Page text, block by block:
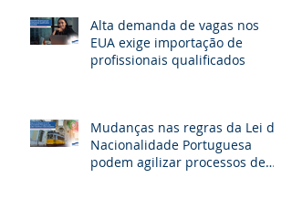
Alta demanda de vagas nos
EUA exige importação de
profissionais qualificados
Mudanças nas regras da Lei de
Nacionalidade Portuguesa
podem agilizar processos de